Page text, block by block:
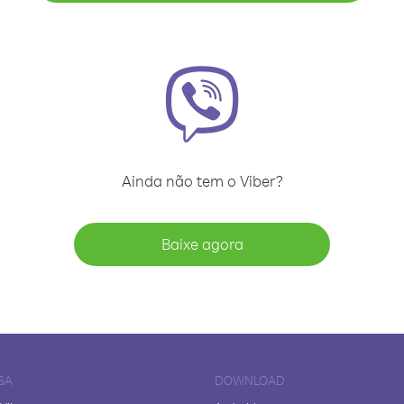
Ainda não tem o Viber?
Baixe agora
DOWNLOAD